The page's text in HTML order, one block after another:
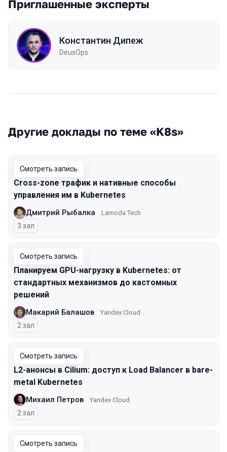
Приглашенные эксперты
Константин Дипеж
DeusOps
Другие доклады по теме «K8s»
Смотреть запись
Cross-zone трафик и нативные способы
управления им в Kubernetes
Дмитрий Рыбалка Lamoda Tech
3 зал
Смотреть запись
Планируем GPU-нагрузку в Kubernetes: от
стандартных механизмов до кастомных
решений
Макарий Балашов Yandex Cloud
2 зал
Смотреть запись
L2-анонсы в Cilium: доступ к Load Balancer в bare-
metal Kubernetes
Михаил Петров Yandex Cloud
2 зал
Смотреть запись